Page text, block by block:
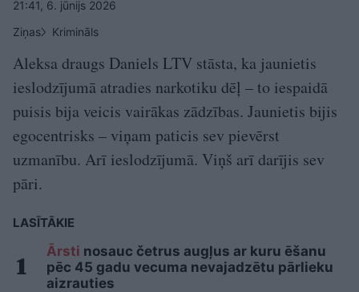
21:41, 6. jūnijs 2026
Ziņas
Krimināls
Aleksa draugs Daniels LTV stāsta, ka jaunietis
ieslodzījumā atradies narkotiku dēļ – to iespaidā
puisis bija veicis vairākas zādzības. Jaunietis bijis
egocentrisks – viņam paticis sev pievērst
uzmanību. Arī ieslodzījumā. Viņš arī darījis sev
pāri.
LASĪTĀKIE
Ārsti nosauc četrus augļus ar kuru ēšanu
pēc 45 gadu vecuma nevajadzētu pārlieku
aizrauties